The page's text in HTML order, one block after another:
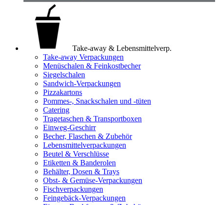
Take-away & Lebensmittelverp.
Take-away Verpackungen
Menüschalen & Feinkostbecher
Siegelschalen
Sandwich-Verpackungen
Pizzakartons
Pommes-, Snackschalen und -tüten
Catering
Tragetaschen & Transportboxen
Einweg-Geschirr
Becher, Flaschen & Zubehör
Lebensmittelverpackungen
Beutel & Verschlüsse
Etiketten & Banderolen
Behälter, Dosen & Trays
Obst- & Gemüse-Verpackungen
Fischverpackungen
Feingebäck-Verpackungen